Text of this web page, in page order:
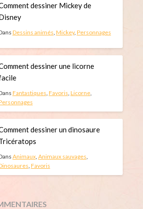
dessiner Mickey de
Dessins animés Mickey, Personnages
dessiner une licorne
Fantastiques, Favoris, Licorne,
dessiner un dinosaure
Animaux, Animaux sauvages,
, Favoris